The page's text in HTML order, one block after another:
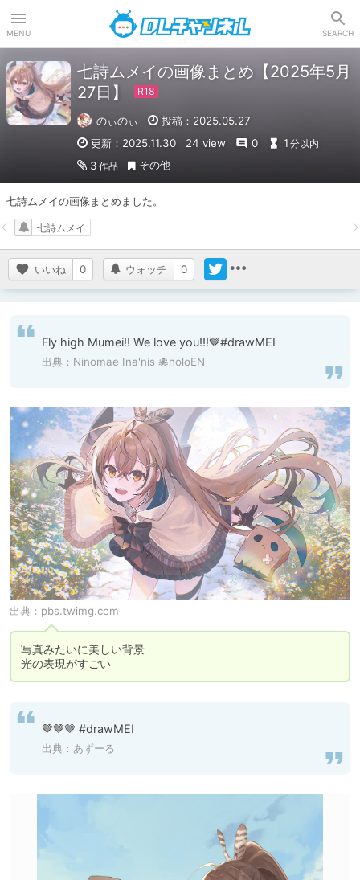
MENU SEARCH
七詩ムメイの画像まとめ【2025年5月
27日】
のぃのぃ
投稿：2025.05.27
更新：2025.11.30
24 view 0 1 分以内
3 作品 その他
七詩ムメイの画像まとめました。
いいね 0 ウォッチ 0
七詩ムメイ
Fly high Mumei!! We love you!!!🤎#drawMEI
出典： Ninomae Ina'nis 🐙holoEN
出典： pbs.twimg.com
写真みたいに美しい背景
光の表現がすごい
🤎🤎🤎 #drawMEI
出典： あずーる